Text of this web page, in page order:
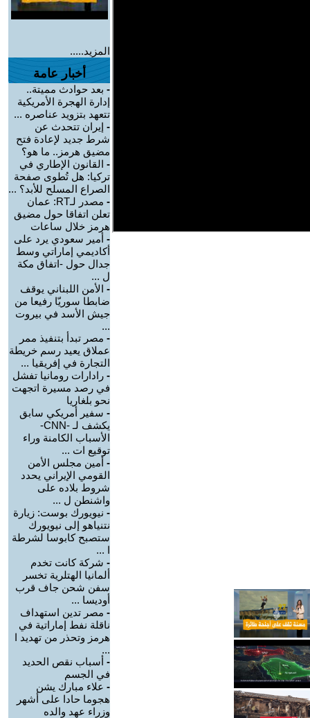
المزيد.....
أخبار عامة
- بعد حوادث مميتة..
إدارة الهجرة الأمريكية
تتعهد بتزويد عناصره ...
- إيران تتحدث عن
شرط جديد لإعادة فتح
مضيق هرمز.. ما هو؟
- القانون الإطاري في
تركيا: هل تُطوى صفحة
الصراع المسلح للأبد؟ ...
-
مصدر لـRT: عمان
تعلن اتفاقا حول مضيق
هرمز خلال ساعات
- أمير سعودي يرد على
أكاديمي إماراتي وسط
جدال حول -اتفاق مكة
ل ...
- الأمن اللبناني يوقف
ضابطا سوريّا رفيعا من
جيش الأسد في بيروت
...
- مصر تبدأ بتنفيذ ممر
عملاق يعيد رسم خريطة
التجارة في إفريقيا ...
- رادارات رومانيا تفشل
في رصد مسيرة اتجهت
نحو بلغاريا
- سفير أمريكي سابق
يكشف لـ -CNN-
الأسباب الكامنة وراء
توقيع ات ...
- أمين مجلس الأمن
القومي الإيراني يحدد
شروط بلاده على
واشنطن ل ...
- نيويورك بوست: زيارة
نتنياهو إلى نيويورك
ستصبح كابوسا لشرطة
ا ...
- شركة كانت تخدم
ألمانيا الهتلرية تخسر
سفن شحن جاف قرب
أوديسا ...
- مصر تدين استهداف
ناقلة نفط إماراتية في
هرمز وتحذر من تهديد ا
...
- أسباب نقص الحديد
في الجسم
- علاء مبارك يشن
هجوما حادا على أشهر
وزراء عهد والده